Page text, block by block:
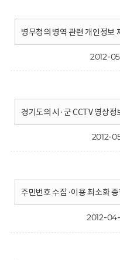
병무청의 병역 관련 개인정보
2012-
경기도의 시·군 CCTV 영상정
2012-
주민번호 수집·이용 최소화
2012-